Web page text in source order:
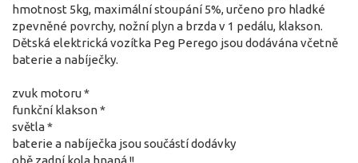
hmotnost 5kg, maximální stoupání 5%, určeno pro hladké
zpevněné povrchy, nožní plyn a brzda v 1 pedálu, klakson.
Dětská elektrická vozítka Peg Perego jsou dodávána včetně
baterie a nabíječky.
zvuk motoru *
funkční klakson *
světla *
baterie a nabíječka jsou součástí dodávky
obě zadní kola hnaná !!